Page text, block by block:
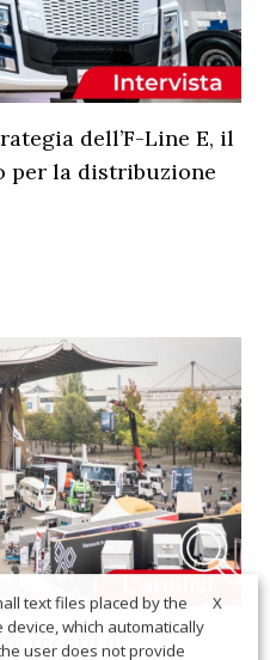
dell’F-Line E, il
per la distribuzione
record di
X
text files placed by the
which automatically
user does not provide